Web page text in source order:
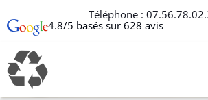
Téléphone :
4.8/5 basés sur 628 avis